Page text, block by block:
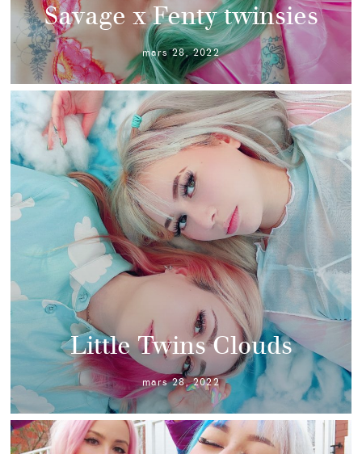
Savage x Fenty twinsies
mars 28, 2022
Little Twins Clouds
mars 28, 2022